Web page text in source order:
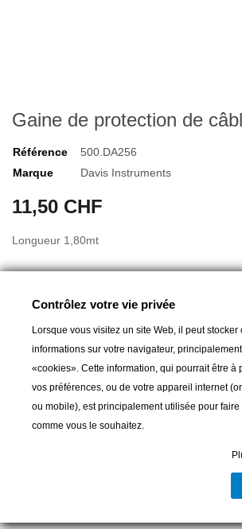
Gaine de protection de
Référence
500.DA256
Marque
Davis Instruments
11,50 CHF
Longueur 1,80mt
A partir de :6,00 CHF
Ajouter au panier
Livrable et disponible en magasin
Contrôlez votre vie privée
Lorsque vous visitez un site Web, il peut
informations sur votre navigateur,
«cookies». Cette information, qui pourrait être à
vos préférences, ou de votre appareil internet
ou mobile), est principalement utilisée pour
comme vous le souhaitez.